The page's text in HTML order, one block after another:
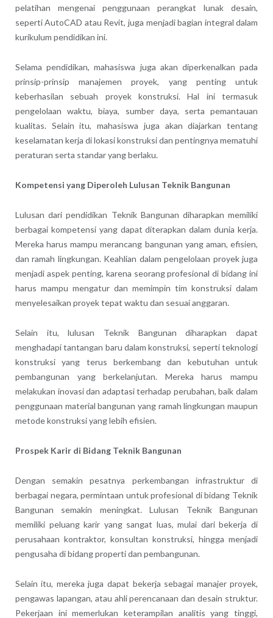
pelatihan mengenai penggunaan perangkat lunak desain,
seperti AutoCAD atau Revit, juga menjadi bagian integral dalam
kurikulum pendidikan ini.
Selama pendidikan, mahasiswa juga akan diperkenalkan pada
prinsip-prinsip manajemen proyek, yang penting untuk
keberhasilan sebuah proyek konstruksi. Hal ini termasuk
pengelolaan waktu, biaya, sumber daya, serta pemantauan
kualitas. Selain itu, mahasiswa juga akan diajarkan tentang
keselamatan kerja di lokasi konstruksi dan pentingnya mematuhi
peraturan serta standar yang berlaku.
Kompetensi yang Diperoleh Lulusan Teknik Bangunan
Lulusan dari pendidikan Teknik Bangunan diharapkan memiliki
berbagai kompetensi yang dapat diterapkan dalam dunia kerja.
Mereka harus mampu merancang bangunan yang aman, efisien,
dan ramah lingkungan. Keahlian dalam pengelolaan proyek juga
menjadi aspek penting, karena seorang profesional di bidang ini
harus mampu mengatur dan memimpin tim konstruksi dalam
menyelesaikan proyek tepat waktu dan sesuai anggaran.
Selain itu, lulusan Teknik Bangunan diharapkan dapat
menghadapi tantangan baru dalam konstruksi, seperti teknologi
konstruksi yang terus berkembang dan kebutuhan untuk
pembangunan yang berkelanjutan. Mereka harus mampu
melakukan inovasi dan adaptasi terhadap perubahan, baik dalam
penggunaan material bangunan yang ramah lingkungan maupun
metode konstruksi yang lebih efisien.
Prospek Karir di Bidang Teknik Bangunan
Dengan semakin pesatnya perkembangan infrastruktur di
berbagai negara, permintaan untuk profesional di bidang Teknik
Bangunan semakin meningkat. Lulusan Teknik Bangunan
memiliki peluang karir yang sangat luas, mulai dari bekerja di
perusahaan kontraktor, konsultan konstruksi, hingga menjadi
pengusaha di bidang properti dan pembangunan.
Selain itu, mereka juga dapat bekerja sebagai manajer proyek,
pengawas lapangan, atau ahli perencanaan dan desain struktur.
Pekerjaan ini memerlukan keterampilan analitis yang tinggi,